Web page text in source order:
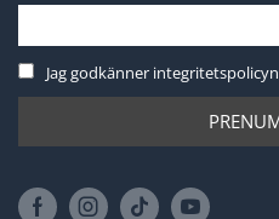
Jag godkänner integritetspolicyn